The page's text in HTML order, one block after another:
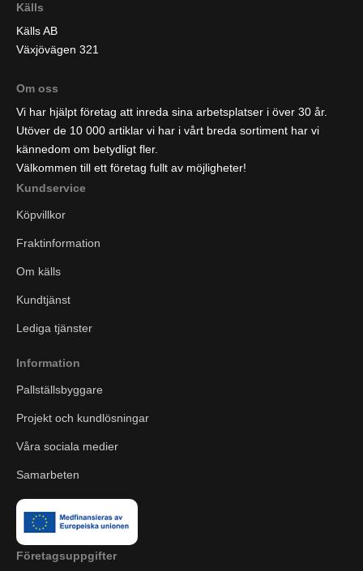
Källs
Källs AB
Växjövägen 321
Om oss
Vi har hjälpt företag att inreda sina arbetsplatser i över 30 år.
Utöver de 10 000 artiklar vi har i vårt breda sortiment har vi
kännedom om betydligt fler.
Välkommen till ett företag fullt av möjligheter!
Kundservice
Köpvillkor
Fraktinformation
Om källs
Kundtjänst
Lediga tjänster
Information
Pallställsbyggare
Projekt och kundlösningar
Våra sociala medier
Samarbeten
Företagsuppgifter